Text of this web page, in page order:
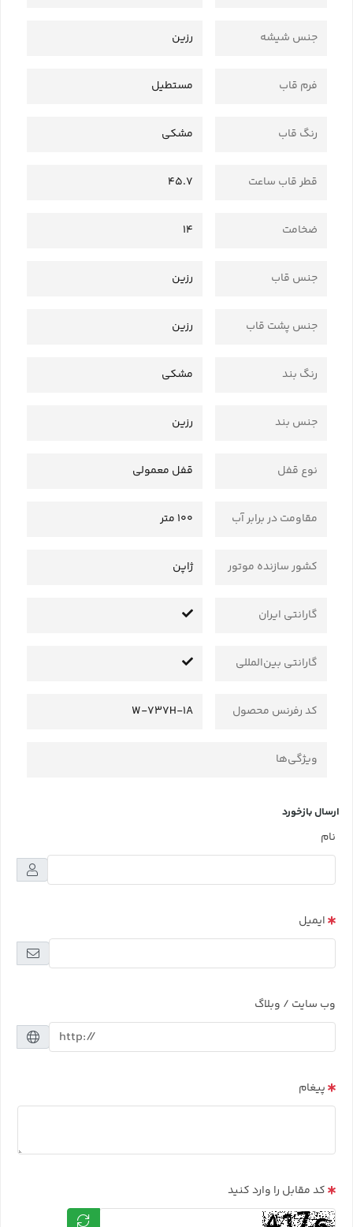
جنس شیشه رزین
فرم قاب مستطیل
رنگ قاب مشکی
قطر قاب ساعت 45.7
ضخامت 14
جنس قاب رزین
جنس پشت قاب رزین
رنگ بند مشکی
جنس بند رزین
نوع قفل قفل معمولی
مقاومت در برابر آب 100 متر
کشور سازنده موتور ژاپن
گارانتی ایران
گارانتی بین‌المللی
کد رفرنس محصول W-737H-1A
ویژگی‌ها
ارسال بازخورد
نام
ایمیل
وب سایت / وبلاگ
پیغام
کد مقابل را وارد کنید